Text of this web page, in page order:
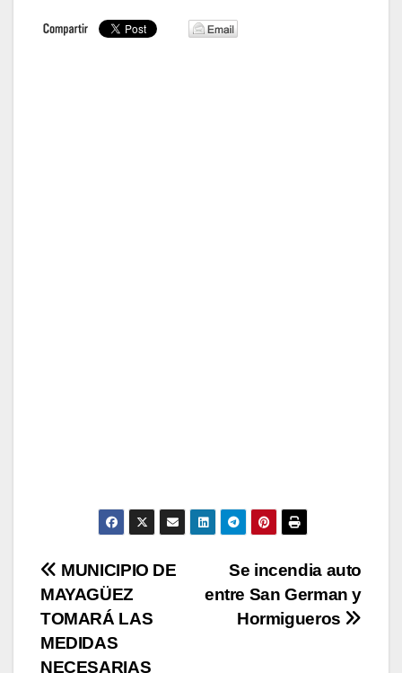
Navegación
de
entradas
Se incendia auto
entre San German y
Hormigueros
MUNICIPIO DE
MAYAGÜEZ
TOMARÁ LAS
MEDIDAS
NECESARIAS